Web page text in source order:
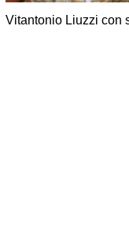
Vitantonio Liuzzi con